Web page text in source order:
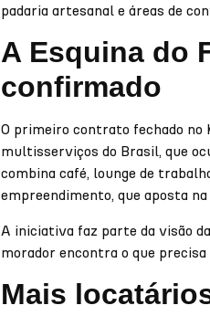
padaria artesanal e áreas de
A Esquina do
confirmado
O primeiro contrato fechado no
multisserviços do Brasil, que
combina café, lounge de
empreendimento, que aposta
A iniciativa faz parte da visão
morador encontra o que
Mais